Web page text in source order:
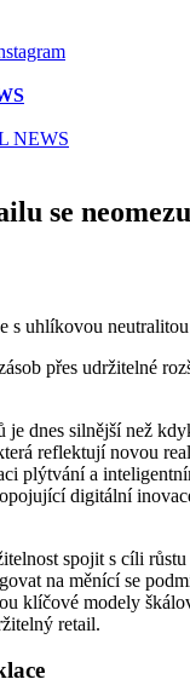
NEWS
se
s uhlíkovou
přes udržitelné
dnes silnější než
reflektují novou
plýtvání a
digitální
spojit s cíli
na měnící se
klíčové modely
retail.